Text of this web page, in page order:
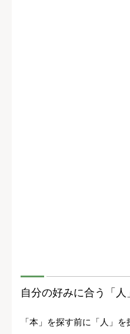
自分の好みに合う「
「本」を探す前に「人」